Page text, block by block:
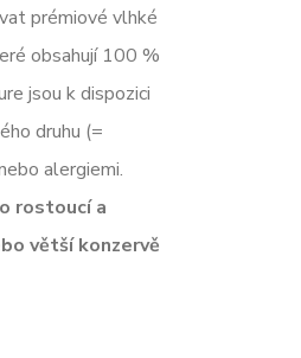
prémiové vlhké
obsahují 100 %
jsou k dispozici
druhu (=
alergiemi.
rostoucí a
větší konzervě